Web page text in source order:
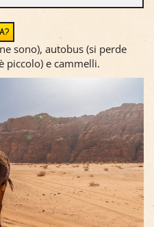
sono), autobus (si perde
piccolo) e cammelli.